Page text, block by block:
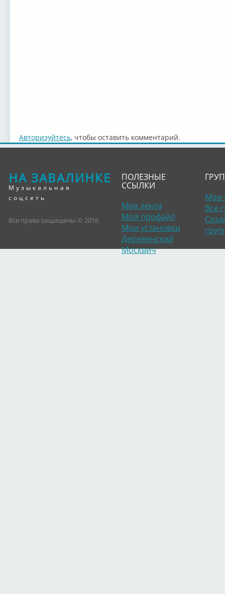
Авторизуйтесь, чтобы оставить комментарий.
НА ЗАВАЛИНКЕ
Музыкальная
соцсеть
Все права защищены © 2016
ПОЛЕЗНЫЕ
ССЫЛКИ
Моя лента
Мой профайл
Мои установки
Деревенский
Москвич
Мои
Все